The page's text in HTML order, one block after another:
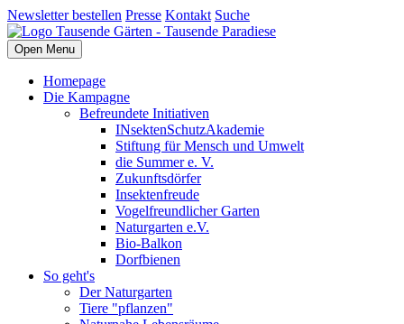
Newsletter bestellen Presse Kontakt Suche
Open Menu
Homepage
Die Kampagne
Befreundete Initiativen
INsektenSchutzAkademie
Stiftung für Mensch und Umwelt
die Summer e. V.
Zukunftsdörfer
Insektenfreude
Vogelfreundlicher Garten
Naturgarten e.V.
Bio-Balkon
Dorfbienen
So geht's
Der Naturgarten
Tiere "pflanzen"